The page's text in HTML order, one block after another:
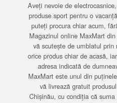
Aveți nevoie de
produse sport pentru o
puteți procura chiar acum,
Magazinul online MaxMart
vă scutește de umblatul
orice produs chiar de acasă,
adresa indicată de
MaxMart este unul din
vă livrează gratuit
Chișinău, cu condiția că